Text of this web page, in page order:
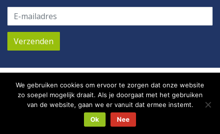
Langeweg – Nederland – Tel: +31 (0)168 745 601–
Mail:info@plusm2.nl
We gebruiken cookies om ervoor te zorgen dat onze website
zo soepel mogelijk draait. Als je doorgaat met het gebruiken
van de website, gaan we er vanuit dat ermee instemt.
Ok
Nee